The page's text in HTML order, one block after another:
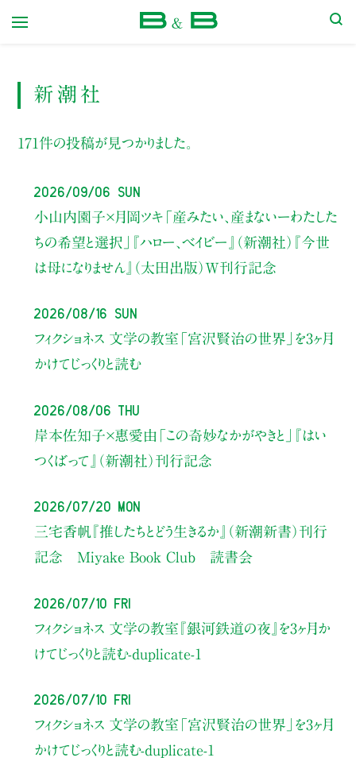
新潮社
171件の投稿が見つかりました。
2026/09/06 Sun
小山内園子×月岡ツキ 「産みたい、産まないーわたした
ちの希望と選択」
『ハロー、ベイビー』（新潮社） 『今世
は母になりません』（太田出版）W刊行記念
2026/08/16 Sun
フィクショネス 文学の教室 「宮沢賢治の世界」を3ヶ月
かけてじっくりと読む
2026/08/06 Thu
岸本佐知子×惠愛由 「この奇妙なかがやきと」
『はい
つくばって』（新潮社）刊行記念
2026/07/20 Mon
三宅香帆『推したちとどう生きるか』（新潮新書）刊行
記念 Miyake Book Club 読書会
2026/07/10 Fri
フィクショネス 文学の教室 『銀河鉄道の夜』を3ヶ月か
けてじっくりと読む-duplicate-1
2026/07/10 Fri
フィクショネス 文学の教室 「宮沢賢治の世界」を3ヶ月
かけてじっくりと読む-duplicate-1